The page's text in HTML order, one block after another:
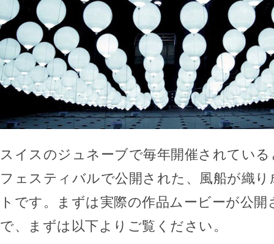
スイスのジュネーブで毎年開催されてい
フェスティバルで公開された、風船が織り
トです。まずは実際の作品ムービーが公
で、まずは以下よりご覧ください。